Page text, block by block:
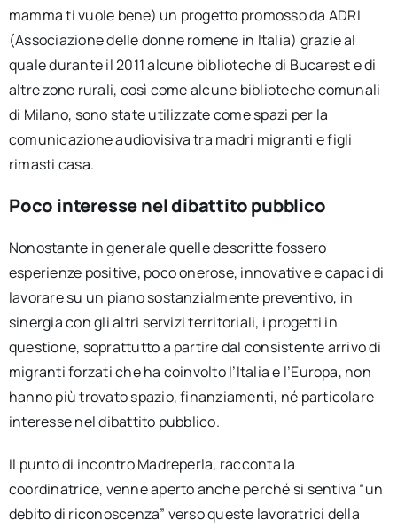
mamma ti vuole bene) un progetto promosso da ADRI
(Associazione delle donne romene in Italia) grazie al
quale durante il 2011 alcune biblioteche di Bucarest e di
altre zone rurali, così come alcune biblioteche comunali
di Milano, sono state utilizzate come spazi per la
comunicazione audiovisiva tra madri migranti e figli
rimasti casa.
Poco interesse nel dibattito pubblico
Nonostante in generale quelle descritte fossero
esperienze positive, poco onerose, innovative e capaci di
lavorare su un piano sostanzialmente preventivo, in
sinergia con gli altri servizi territoriali, i progetti in
questione, soprattutto a partire dal consistente arrivo di
migranti forzati che ha coinvolto l’Italia e l’Europa, non
hanno più trovato spazio, finanziamenti, né particolare
interesse nel dibattito pubblico.
Il punto di incontro Madreperla, racconta la
coordinatrice, venne aperto anche perché si sentiva “un
debito di riconoscenza” verso queste lavoratrici della